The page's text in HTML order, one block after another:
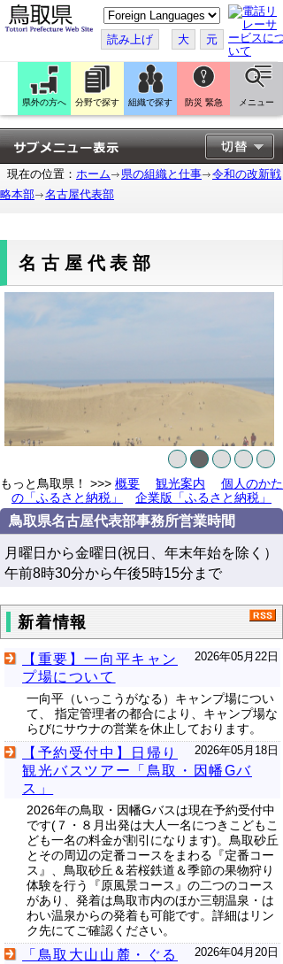
こ
の
ペ
ー
ジ
翻
訳
す
る
読み上げ 大 元
県外の方へ 分野で探す 組織で探す 防災 緊急 メニュー
現在の位置： ホーム 県の組織と仕事
令和の改新戦
略本部
名古屋代表部
名古屋代表部
もっと鳥取県！ >>> 概要 観光案内
個人のかた
の「ふるさと納税」
企業版「ふるさと納税」
鳥取県名古屋代表部事務所営業時間
月曜日から金曜日(祝日、年末年始を除く）
午前8時30分から午後5時15分まで
新着情報
2026年05月22日
【重要】一向平キャン
プ場について
一向平（いっこうがなる）キャンプ場につい
て、 指定管理者の都合により、キャンプ場な
らびにサウナの営業を休止しております。
2026年05月18日
【予約受付中】日帰り
観光バスツアー「鳥取・因幡Gバ
ス」
2026年の鳥取・因幡Gバスは現在予約受付中
です(７・８月出発は大人一名につきこどもこ
ども一名の料金が割引になります)。鳥取砂丘
とその周辺の定番コースをまわる『定番コー
ス』、鳥取砂丘＆若桜鉄道＆季節の果物狩り
体験を行う『原風景コース』の二つのコース
があり、発着は鳥取市内のほか三朝温泉・は
わい温泉からの発着も可能です。詳細はリン
ク先にてご確認ください。
2026年04月20日
「鳥取大山山麓・ぐる